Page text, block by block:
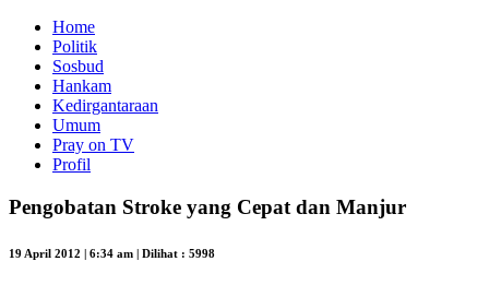
Home
Politik
Sosbud
Hankam
Kedirgantaraan
Umum
Pray on TV
Profil
Pengobatan Stroke yang Cepat dan Manjur
19 April 2012 | 6:34 am | Dilihat : 5998